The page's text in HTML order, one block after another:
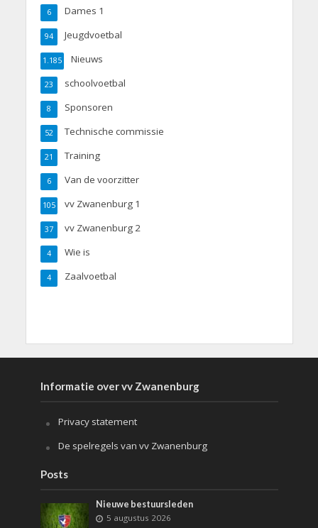
Dames 1
6
Jeugdvoetbal
94
Nieuws
1.185
schoolvoetbal
23
Sponsoren
8
Technische commissie
52
Training
21
Van de voorzitter
6
vv Zwanenburg 1
105
vv Zwanenburg 2
37
Wie is
4
Zaalvoetbal
4
Informatie over vv Zwanenburg
Privacy statement
De spelregels van vv Zwanenburg
Posts
Nieuwe bestuursleden
5 augustus 2026